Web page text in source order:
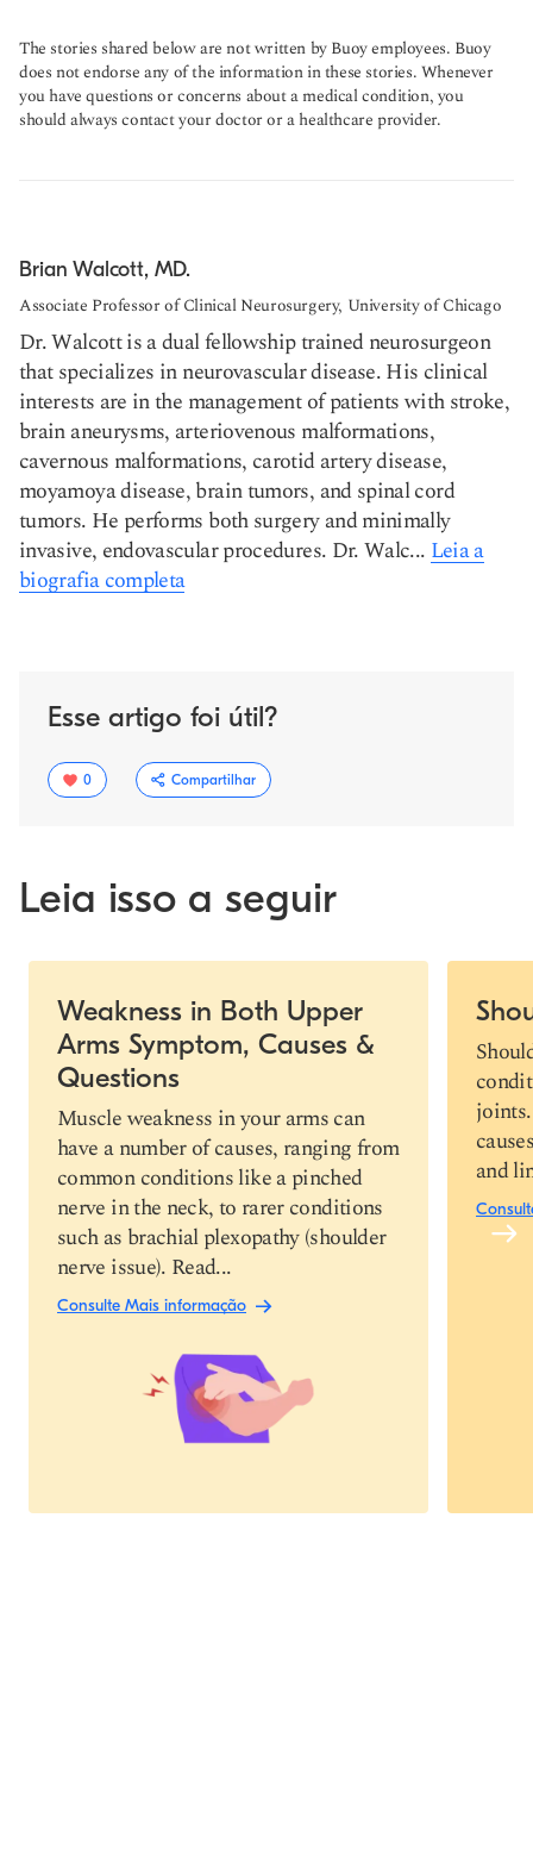
The stories shared below are not written by Buoy employees. Buoy
does not endorse any of the information in these stories. Whenever
you have questions or concerns about a medical condition, you
should always contact your doctor or a healthcare provider.
Brian Walcott, MD.
Associate Professor of Clinical Neurosurgery, University of Chicago
Dr. Walcott is a dual fellowship trained neurosurgeon
that specializes in neurovascular disease. His clinical
interests are in the management of patients with stroke,
brain aneurysms, arteriovenous malformations,
cavernous malformations, carotid artery disease,
moyamoya disease, brain tumors, and spinal cord
tumors. He performs both surgery and minimally
invasive, endovascular procedures. Dr. Walc... Leia a
biografia completa
Esse artigo foi útil?
0 Compartilhar
Link de cópia
Leia isso a seguir
Slide 1 of 4
Weakness in Both Upper
Arms Symptom, Causes &
Questions
Muscle weakness in your arms can
have a number of causes, ranging from
common conditions like a pinched
nerve in the neck, to rarer conditions
such as brachial plexopathy (shoulder
nerve issue). Read...
Consulte Mais informação
and